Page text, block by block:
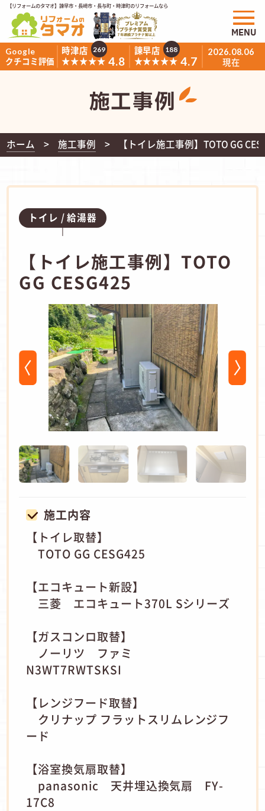
【リフォームのタマオ】諫早市・長崎市・長与町・時津町のリフォームなら
Google
クチコミ評価
時津店
★★★★★ 4.8
269
諫早店
★★★★★ 4.7
188 2026.08.06
現在
MENU
施工事例
ホーム 施工事例 【トイレ施工事例】TOTO GG
トイレ 給湯器
【トイレ施工事例】TOTO
GG CESG425
施工内容
【トイレ取替】
TOTO GG CESG425
【エコキュート新設】
三菱 エコキュート370L Sシリーズ
【ガスコンロ取替】
ノーリツ ファミ
N3WT7RWTSKSI
【レンジフード取替】
クリナップ フラットスリムレンジフ
ード
【浴室換気扇取替】
panasonic 天井埋込換気扇 FY-
17C8